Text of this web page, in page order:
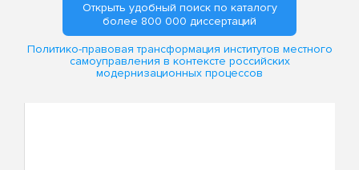
Открыть удобный поиск по каталогу
более 800 000 диссертаций
Политико-правовая трансформация институтов местного
самоуправления в контексте российских
модернизационных процессов